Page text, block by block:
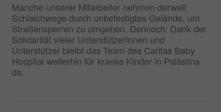
Manche unserer Mitarbeiter nehmen derweil
Schleichwege durch unbefestigtes Gelände, um
Straßensperren zu umgehen. Dennoch: Dank der
Solidarität vieler Unterstützerinnen und
Unterstützer bleibt das Team des Caritas Baby
Hospital weiterhin für kranke Kinder in Palästina
da.